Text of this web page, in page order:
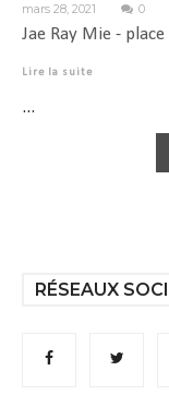
mars 28, 2021 0
Jae Ray Mie -
Lire la suite
...
RÉSEAUX